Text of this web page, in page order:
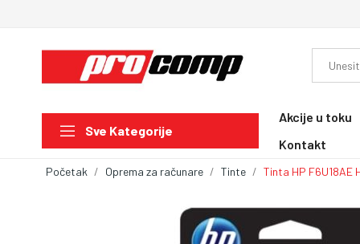
Sve Kategorije
Akcije u toku
Kontakt
Početak Oprema za računare Tinte Tinta HP F6U18AE